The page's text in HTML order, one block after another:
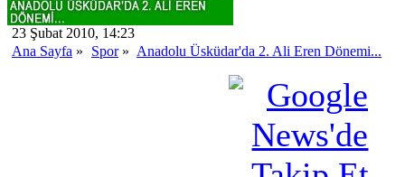
23 Şubat 2010, 14:23
Ana Sayfa » Spor» Anadolu Üsküdar'da 2. Ali Eren Dönemi...